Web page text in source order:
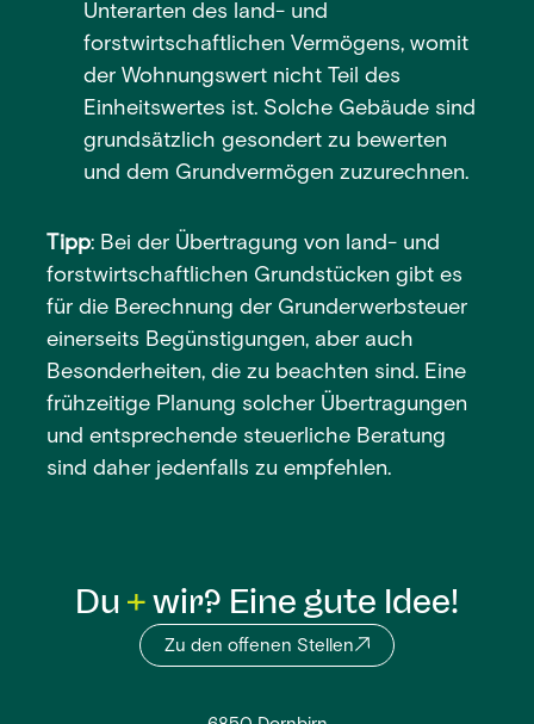
Unterarten des land- und
forstwirtschaftlichen Vermögens, womit
der Wohnungswert nicht Teil des
Einheitswertes ist. Solche Gebäude sind
grundsätzlich gesondert zu bewerten
und dem Grundvermögen zuzurechnen.
Tipp: Bei der Übertragung von land- und
forstwirtschaftlichen Grundstücken gibt es
für die Berechnung der Grunderwerbsteuer
einerseits Begünstigungen, aber auch
Besonderheiten, die zu beachten sind. Eine
frühzeitige Planung solcher Übertragungen
und entsprechende steuerliche Beratung
sind daher jedenfalls zu empfehlen.
Du wir? Eine gute Idee!
Zu den offenen Stellen